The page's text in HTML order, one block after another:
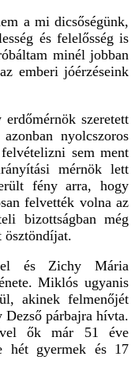
a mi dicsőségünk,
és felelősség is
minél jobban
emberi jóérzéseink
szeretett
nyolcszoros
sem ment
mérnök lett
fény arra, hogy
felvették volna az
bizottságban még
ösztöndíjat.
és Zichy Mária
Miklós ugyanis
akinek felmenőjét
párbajra hívta.
ők már 51 éve
hét gyermek és 17